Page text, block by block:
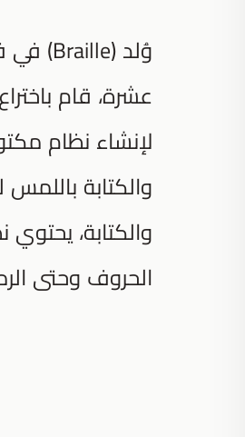
عشرة، قام
لإنشاء نظام
والكتابة
والكتابة،
الحروف وحتى